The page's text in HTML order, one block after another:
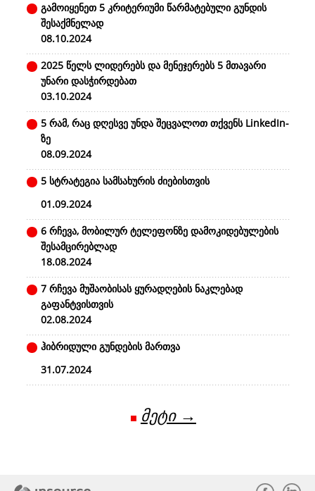
გამოიყენეთ 5 კრიტერიუმი წარმატებული გუნდის
შესაქმნელად
08.10.2024
2025 წელს ლიდერებს და მენეჯერებს 5 მთავარი
უნარი დასჭირდებათ
03.10.2024
5 რამ, რაც დღესვე უნდა შეცვალოთ თქვენს LinkedIn-
ზე
08.09.2024
5 სტრატეგია სამსახურის ძიებისთვის
01.09.2024
6 რჩევა, მობილურ ტელეფონზე დამოკიდებულების
შესამცირებლად
18.08.2024
7 რჩევა მუშაობისას ყურადღების ნაკლებად
გაფანტვისთვის
02.08.2024
ჰიბრიდული გუნდების მართვა
31.07.2024
მეტი →